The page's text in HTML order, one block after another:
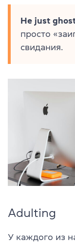
He just
просто
свидания.
Adulting
У каждого из